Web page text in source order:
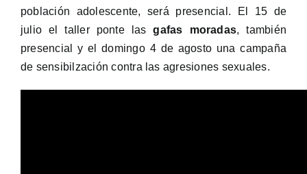
población adolescente, será presencial. El 15 de
julio el taller ponte lasgafas moradas, también
presencial y el domingo 4 de agosto una campaña
de sensibilzación contra las agresiones sexuales.